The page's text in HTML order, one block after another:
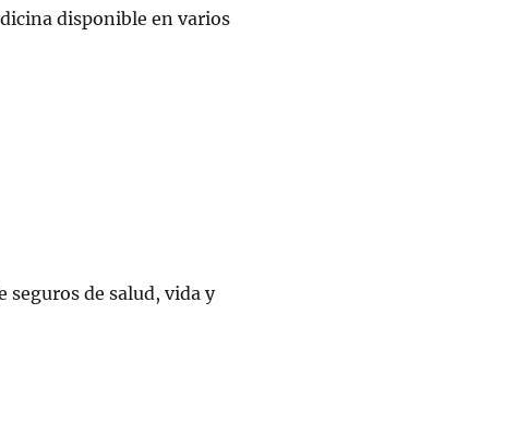
disponible en varios
seguros de salud, vida y